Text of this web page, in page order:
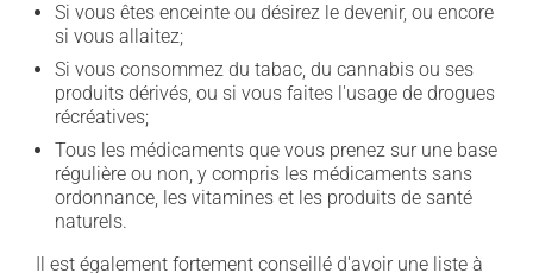
Si vous êtes enceinte ou désirez le devenir, ou encore
si vous allaitez;
Si vous consommez du tabac, du cannabis ou ses
produits dérivés, ou si vous faites l'usage de drogues
récréatives;
Tous les médicaments que vous prenez sur une base
régulière ou non, y compris les médicaments sans
ordonnance, les vitamines et les produits de santé
naturels.
Il est également fortement conseillé d'avoir une liste à